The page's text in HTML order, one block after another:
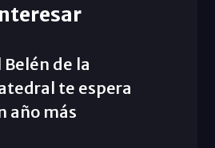
Belén de la
te espera
año más